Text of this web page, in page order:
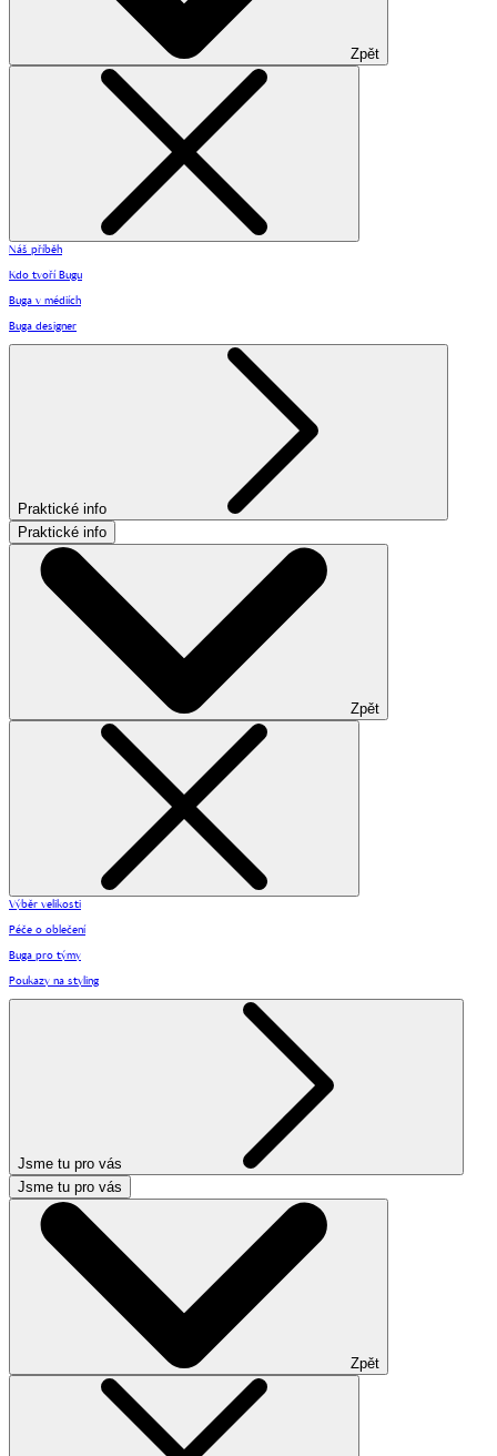
Zpět
Náš příběh
Kdo tvoří Bugu
Buga v médiích
Buga designer
Praktické info
Praktické info
Zpět
Výběr velikosti
Péče o oblečení
Buga pro týmy
Poukazy na styling
Jsme tu pro vás
Jsme tu pro vás
Zpět